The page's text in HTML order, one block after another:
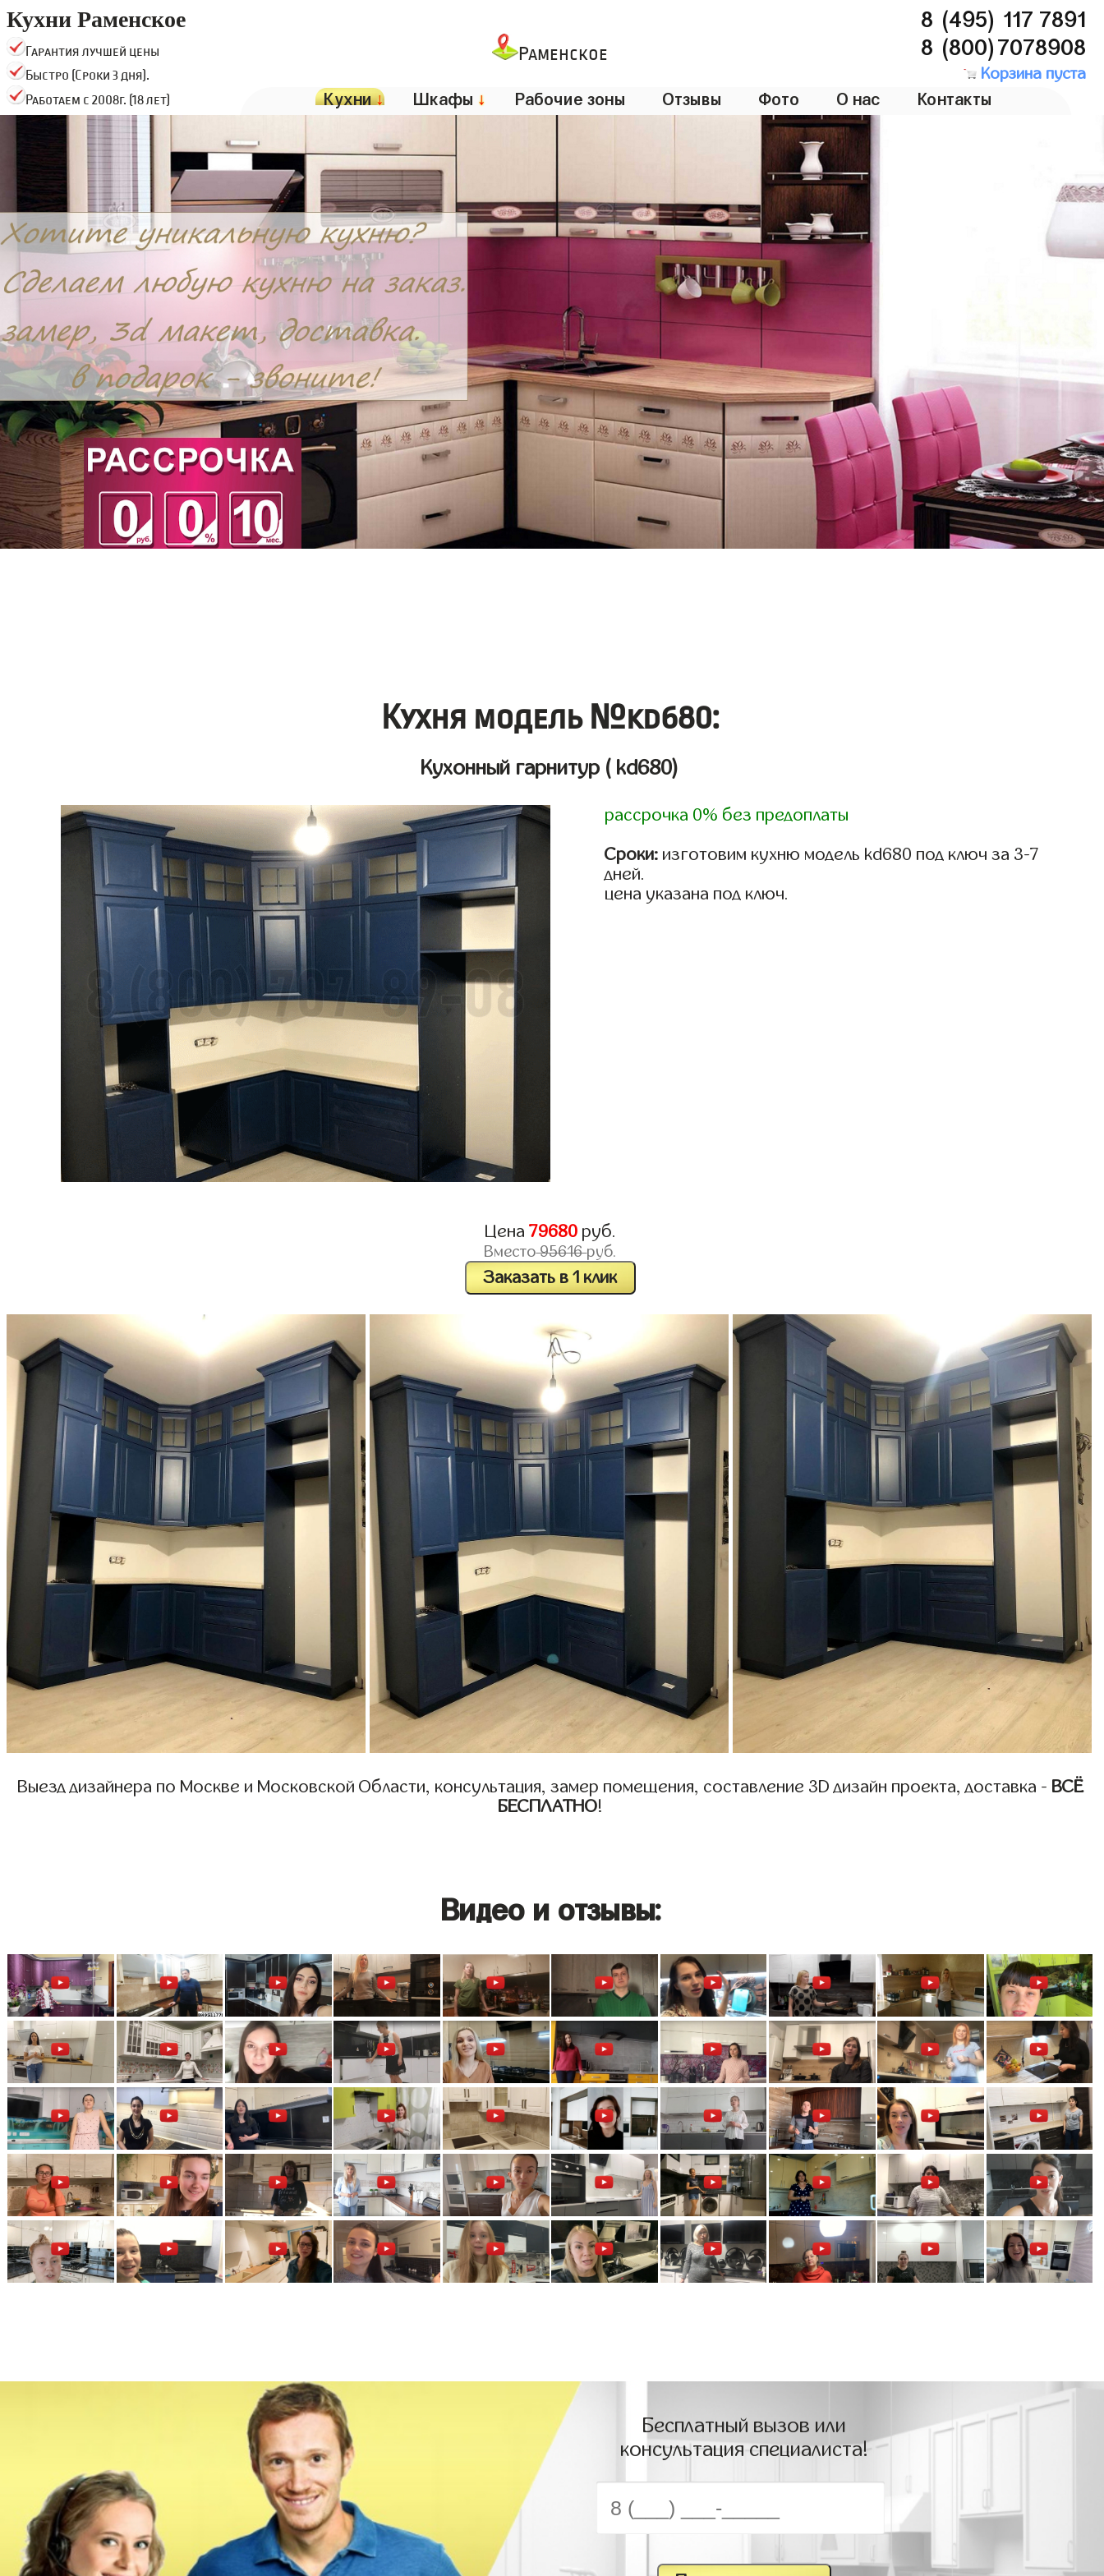
Кухни Раменское
Гарантия лучшей цены
Быстро (Сроки 3 дня).
Работаем с 2008г. (18 лет)
Раменское
8 (495) 117 7891
8 (800)7078908
Корзина пуста
Кухни↓ Шкафы ↓ Рабочие зоны Отзывы Фото О нас Контакты
Кухня модель №kd680:
Кухонный гарнитур ( kd680)
рассрочка 0% без предоплаты
Сроки: изготовим кухню модель kd680 под ключ за 3-7
дней.
цена указана под ключ.
Цена 79680руб.
Вместо95616руб.
Заказать в 1 клик
Выезд дизайнера по Москве и Московской Области, консультация, замер помещения, составление 3D дизайн проекта, доставка - ВСЁ
БЕСПЛАТНО!
Видео и отзывы:
Бесплатный вызов или
консультация специалиста!